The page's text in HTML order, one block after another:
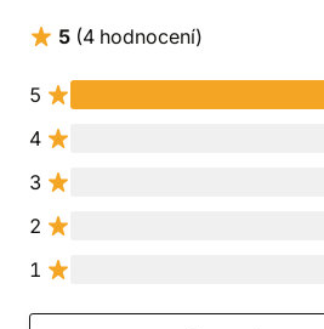
5 (4 hodnocení)
5
4
3
2
1